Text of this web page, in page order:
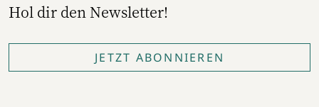
Hol dir den Newsletter!
JETZT ABONNIEREN